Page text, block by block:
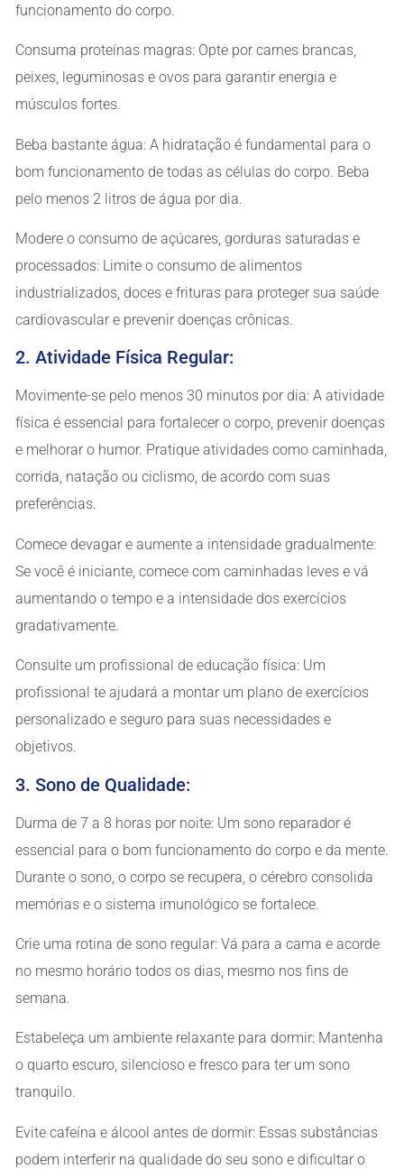
funcionamento do corpo.
Consuma proteínas magras: Opte por carnes brancas,
peixes, leguminosas e ovos para garantir energia e
músculos fortes.
Beba bastante água: A hidratação é fundamental para o
bom funcionamento de todas as células do corpo. Beba
pelo menos 2 litros de água por dia.
Modere o consumo de açúcares, gorduras saturadas e
processados: Limite o consumo de alimentos
industrializados, doces e frituras para proteger sua saúde
cardiovascular e prevenir doenças crônicas.
2. Atividade Física Regular:
Movimente-se pelo menos 30 minutos por dia: A atividade
física é essencial para fortalecer o corpo, prevenir doenças
e melhorar o humor. Pratique atividades como caminhada,
corrida, natação ou ciclismo, de acordo com suas
preferências.
Comece devagar e aumente a intensidade gradualmente:
Se você é iniciante, comece com caminhadas leves e vá
aumentando o tempo e a intensidade dos exercícios
gradativamente.
Consulte um profissional de educação física: Um
profissional te ajudará a montar um plano de exercícios
personalizado e seguro para suas necessidades e
objetivos.
3. Sono de Qualidade:
Durma de 7 a 8 horas por noite: Um sono reparador é
essencial para o bom funcionamento do corpo e da mente.
Durante o sono, o corpo se recupera, o cérebro consolida
memórias e o sistema imunológico se fortalece.
Crie uma rotina de sono regular: Vá para a cama e acorde
no mesmo horário todos os dias, mesmo nos fins de
semana.
Estabeleça um ambiente relaxante para dormir: Mantenha
o quarto escuro, silencioso e fresco para ter um sono
tranquilo.
Evite cafeína e álcool antes de dormir: Essas substâncias
podem interferir na qualidade do seu sono e dificultar o